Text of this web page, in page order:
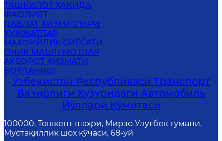
ТАШКИЛОТ ҲАҚИДА
ФАОЛИЯТ
ДАВЛАТ ХИЗМАТЛАРИ
ҲУЖЖАТЛАР
МАХФИЙЛИК СИЁСАТИ
ОЧИҚ МАЪЛУМОТЛАР
АХБОРОТ ХИЗМАТИ
БОҒЛАНИШ
Ўзбекистон Республикаси Транспорт
Вазирлиги Ҳузуридаги Автомобиль
Йўллари Қўмитаси
100000, Тошкент шаҳри, Мирзо Улуғбек тумани,
Мустақиллик шоҳ кўчаси, 68-уй